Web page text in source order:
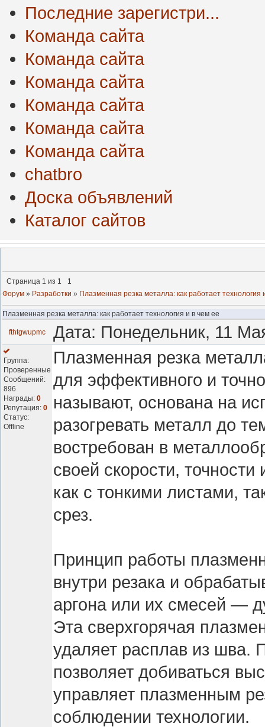
Последние зарегистри...
Команда сайта
Команда сайта
Команда сайта
Команда сайта
Команда сайта
Команда сайта
chatbro
Доска объявлений
Каталог сайтов
Страница 1 из 1
1
Форум » Разработки » Плазменная резка металла: как работает технология
Плазменная резка металла: как работает технология и в чем ее
fthtgwupmc Дата: Понедельник, 11
Группа:
Проверенные
Сообщений:
896
Награды: 0
Репутация: 0
Статус:
Offline
Плазменная резка
для эффективного и
называют, основана на
разогревать металл до
востребован в
своей скорости,
как с тонкими листами,
срез.
Принцип работы
внутри резака и
аргона или их смесей —
Эта сверхгорячая
удаляет расплав из шва.
позволяет добиваться
управляет плазменным
соблюдении технологии.